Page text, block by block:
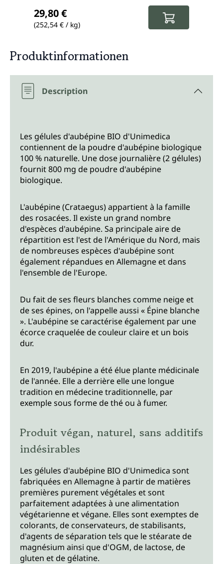
29,80 €
(252,54 € / kg)
Produktinformationen
Description
Les gélules d'aubépine BIO d'Unimedica
contiennent de la poudre d'aubépine biologique
100 % naturelle. Une dose journalière (2 gélules)
fournit 800 mg de poudre d'aubépine
biologique.
L'aubépine (Crataegus) appartient à la famille
des rosacées. Il existe un grand nombre
d'espèces d'aubépine. Sa principale aire de
répartition est l'est de l'Amérique du Nord, mais
de nombreuses espèces d'aubépine sont
également répandues en Allemagne et dans
l'ensemble de l'Europe.
Du fait de ses fleurs blanches comme neige et
de ses épines, on l'appelle aussi « Épine blanche
». L'aubépine se caractérise également par une
écorce craquelée de couleur claire et un bois
dur.
En 2019, l'aubépine a été élue plante médicinale
de l'année. Elle a derrière elle une longue
tradition en médecine traditionnelle, par
exemple sous forme de thé ou à fumer.
Produit végan, naturel, sans additifs
indésirables
Les gélules d'aubépine BIO d'Unimedica sont
fabriquées en Allemagne à partir de matières
premières purement végétales et sont
parfaitement adaptées à une alimentation
végétarienne et végane. Elles sont exemptes de
colorants, de conservateurs, de stabilisants,
d'agents de séparation tels que le stéarate de
magnésium ainsi que d'OGM, de lactose, de
gluten et de gélatine.